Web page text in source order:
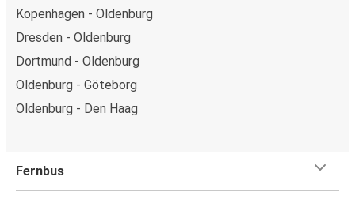
Kopenhagen - Oldenburg
Dresden - Oldenburg
Dortmund - Oldenburg
Oldenburg - Göteborg
Oldenburg - Den Haag
Fernbus